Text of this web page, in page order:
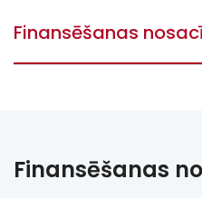
Finansēšanas
Finansēšanas